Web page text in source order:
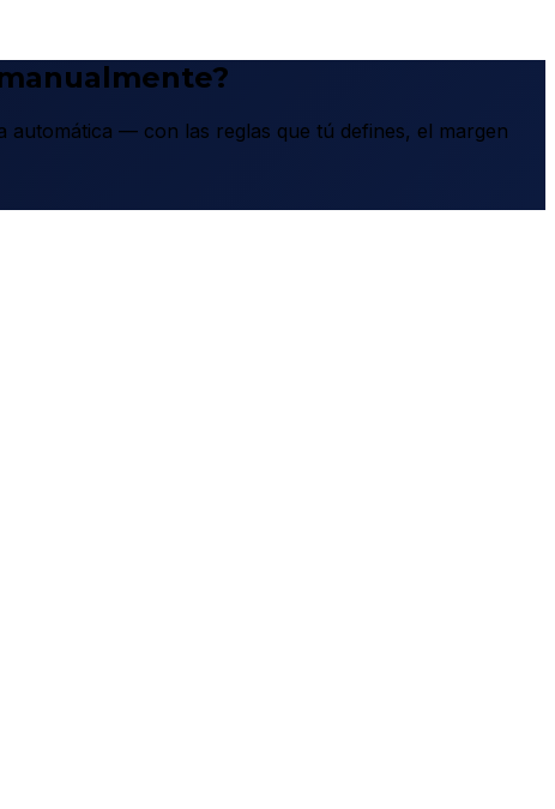
automática — con las reglas que tú defines, el margen